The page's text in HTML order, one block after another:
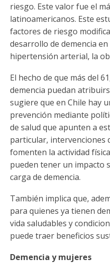
riesgo. Este valor fue el
latinoamericanos. Este
factores de riesgo
desarrollo de demencia
hipertensión arterial, la
El hecho de que más del
demencia puedan
sugiere que en Chile hay
prevención mediante
de salud que apunten a
particular, intervenciones
fomenten la actividad
pueden tener un impacto
carga de demencia.
También implica que,
para quienes ya tienen
vida saludables y
puede traer beneficios
Demencia y mujeres